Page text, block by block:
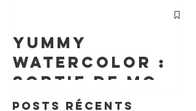
Yummy
watercolor :
sortie de mon
livre aux
Posts Récents